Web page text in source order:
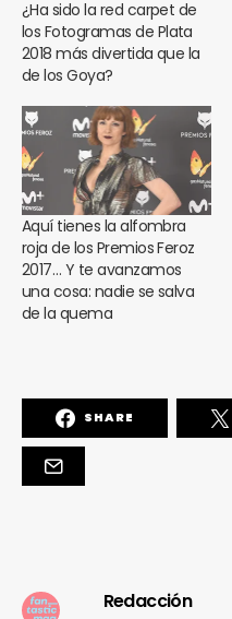
¿Ha sido la red carpet de
los Fotogramas de Plata
2018 más divertida que la
de los Goya?
Aquí tienes la alfombra
roja de los Premios Feroz
2017… Y te avanzamos
una cosa: nadie se salva
de la quema
SHARE
Redacción